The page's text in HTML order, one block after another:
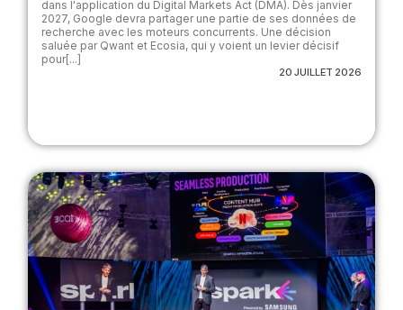
dans l'application du Digital Markets Act (DMA). Dès janvier
2027, Google devra partager une partie de ses données de
recherche avec les moteurs concurrents. Une décision
saluée par Qwant et Ecosia, qui y voient un levier décisif
pour[...]
20 JUILLET 2026